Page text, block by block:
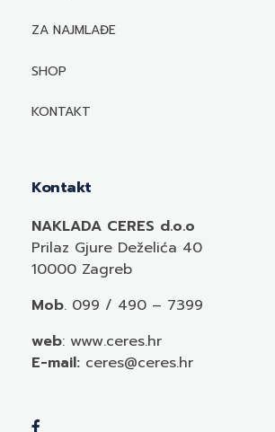
Biografije autora
Mediji o autorima i njihovim naslovima
ZA NAJMLAĐE
SHOP
KONTAKT
Kontakt
NAKLADA CERES d.o.o
Prilaz Gjure Deželića 40
10000 Zagreb
Mob. 099 / 490 – 7399
web: www.ceres.hr
E-mail: ceres@ceres.hr